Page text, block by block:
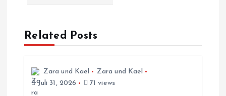
a
g
Related Posts
Zara und Kael
Zara und Kael
Juli 31, 2026
71 views